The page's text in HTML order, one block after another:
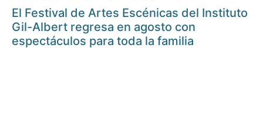
El Festival de Artes Escénicas del Instituto
Gil-Albert regresa en agosto con
espectáculos para toda la familia